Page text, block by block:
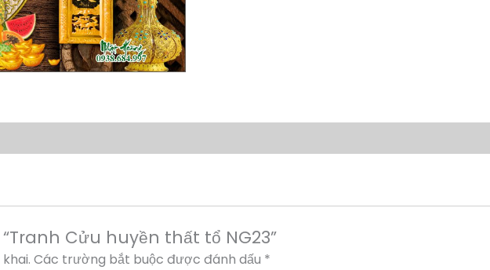
Cửu huyền thất tổ NG23”
Các trường bắt buộc được đánh dấu *